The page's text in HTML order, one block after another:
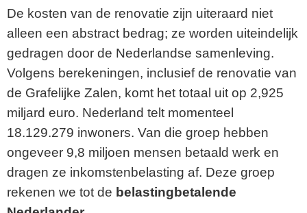
De kosten van de renovatie zijn uiteraard niet
alleen een abstract bedrag; ze worden uiteindelijk
gedragen door de Nederlandse samenleving.
Volgens berekeningen, inclusief de renovatie van
de Grafelijke Zalen, komt het totaal uit op 2,925
miljard euro. Nederland telt momenteel
18.129.279 inwoners. Van die groep hebben
ongeveer 9,8 miljoen mensen betaald werk en
dragen ze inkomstenbelasting af. Deze groep
rekenen we tot de belastingbetalende